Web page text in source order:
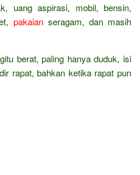
uang aspirasi, mobil, bensin,
pakaianseragam, dan masih
berat, paling hanya duduk, isi
rapat, bahkan ketika rapat pun